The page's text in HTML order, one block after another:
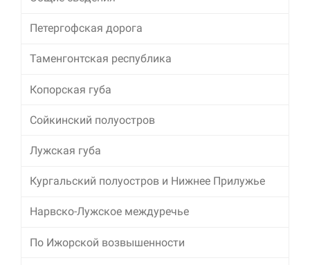
Петергофская дорога
Таменгонтская республика
Копорская губа
Сойкинский полуостров
Лужская губа
Кургальский полуостров и Нижнее Прилужье
Нарвско-Лужское междуречье
По Ижорской возвышенности
Маркетинг
интересами и
посещения нашего